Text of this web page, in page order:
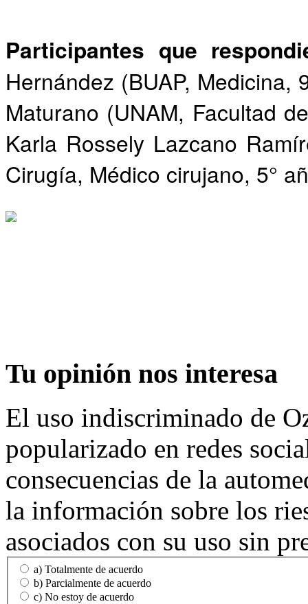
Participantes que
Hernández (BUAP, Medicina,
Maturano (UNAM, Facultad
Karla Rossely Lazcano
Cirugía, Médico cirujano, 5°
Tu opinión nos interesa
El uso indiscriminado de
popularizado en redes
consecuencias de la
la información sobre los
asociados con su uso sin
a) Totalmente de acuerdo
b) Parcialmente de acuerdo
c) No estoy de acuerdo